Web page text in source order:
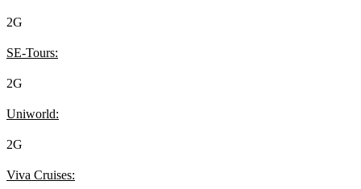
2G
SE-Tours:
2G
Uniworld:
2G
Viva Cruises: